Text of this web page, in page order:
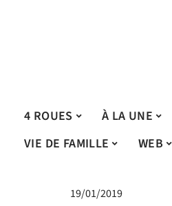
4 ROUES À LA UNE
VIE DE FAMILLE
WEB
19/01/2019